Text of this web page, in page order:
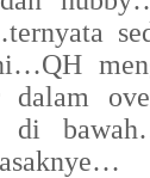
dalam
di